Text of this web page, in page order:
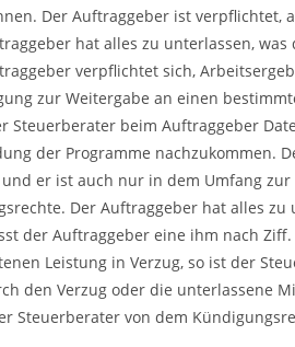
Der Auftraggeber ist verpflichtet,
hat alles zu unterlassen,
verpflichtet sich,
zur Weitergabe an einen
Steuerberater beim Auftraggeber
der Programme nachzukommen.
er ist auch nur in dem Umfang
Der Auftraggeber hat alles
der Auftraggeber eine ihm nach
Leistung in Verzug, so ist der
den Verzug oder die unterlassene
Steuerberater von dem